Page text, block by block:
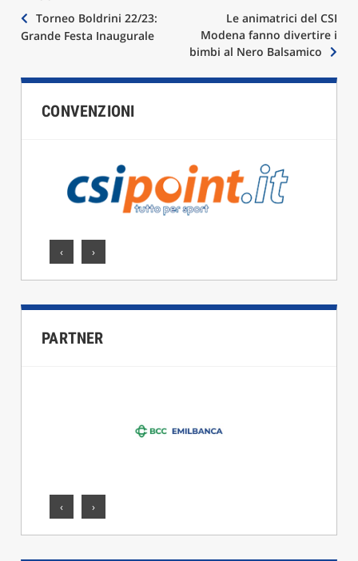
Navigazione
articoli
Torneo Boldrini 22/23:
Grande Festa Inaugurale
Le animatrici del CSI
Modena fanno divertire i
bimbi al Nero Balsamico
CONVENZIONI
‹ ›
PARTNER
‹ ›